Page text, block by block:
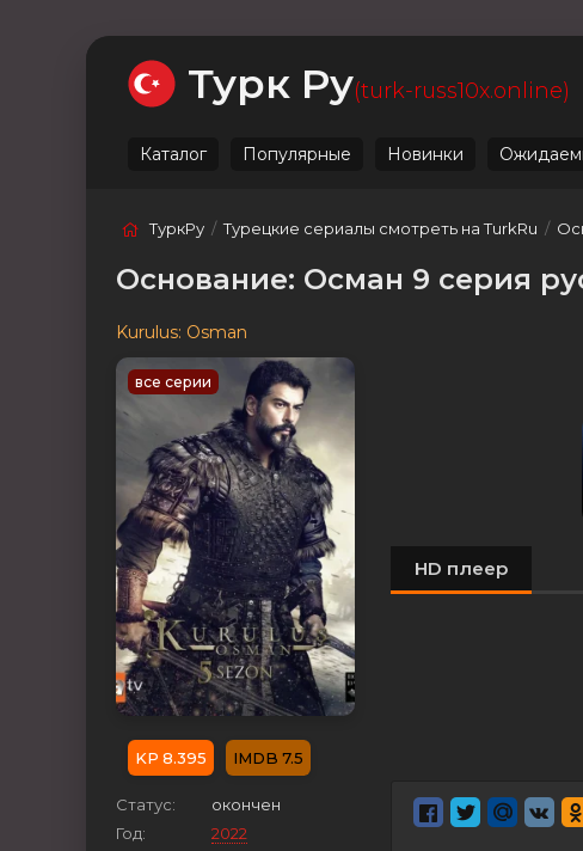
Турк Ру(turk-russ10x.online)
Каталог Популярные Новинки
ТуркРу /Турецкие сериалы смотреть на TurkRu /
Основание: Осман 9 серия
Kurulus: Osman
все серии
8.395 7.5
Статус:
окончен
Год:
2022
HD плеер
Ожидаемые Лучшие